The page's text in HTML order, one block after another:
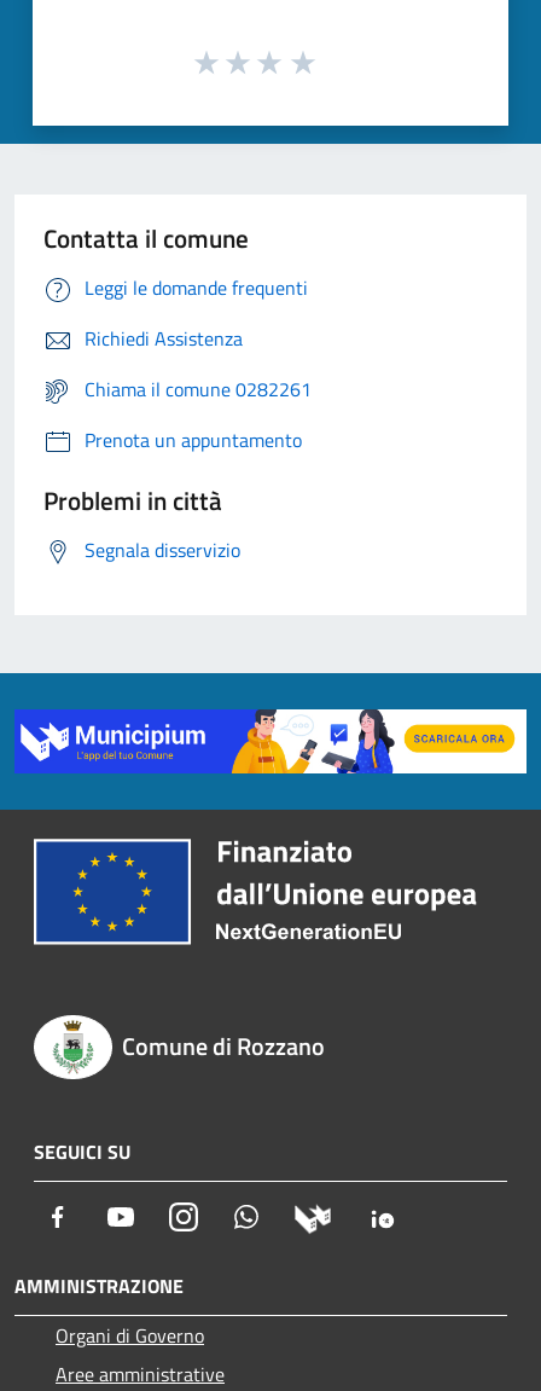
Contatta il comune
Leggi le domande frequenti
Richiedi Assistenza
Chiama il comune 0282261
Prenota un appuntamento
Problemi in città
Segnala disservizio
Comune di Rozzano
SEGUICI SU
Facebook YoutubeInstagram Whatsapp
AMMINISTRAZIONE
Organi di Governo
Aree amministrative